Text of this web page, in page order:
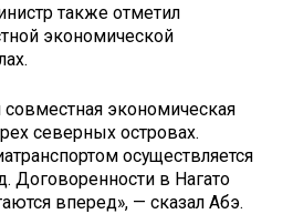
также отметил
экономической
совместная экономическая
северных островах.
осуществляется
Договоренности в Нагато
вперед», — сказал Абэ.